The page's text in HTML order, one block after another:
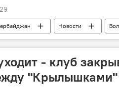
Новости
- клуб